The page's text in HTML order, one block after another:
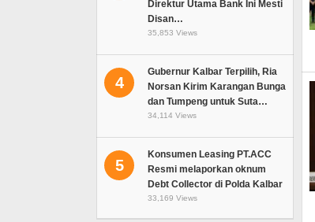
Direktur Utama Bank Ini Mesti
Disan…
35,853 Views
4
Gubernur Kalbar Terpilih, Ria
Norsan Kirim Karangan Bunga
dan Tumpeng untuk Suta…
34,114 Views
5
Konsumen Leasing PT.ACC
Resmi melaporkan oknum
Debt Collector di Polda Kalbar
33,169 Views